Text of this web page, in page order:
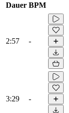
Dauer BPM
2:57 -
3:29 -